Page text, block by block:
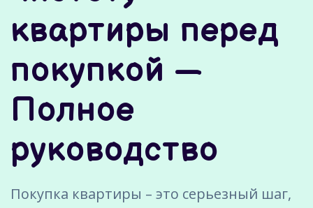
квартиры перед
покупкой —
Полное
руководство
Покупка квартиры – это серьезный шаг,